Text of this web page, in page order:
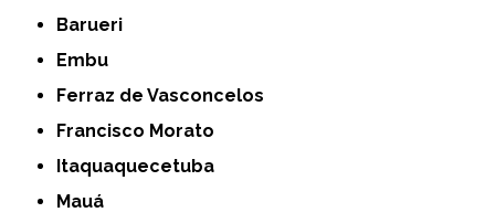
Barueri
Embu
Ferraz de Vasconcelos
Francisco Morato
Itaquaquecetuba
Mauá